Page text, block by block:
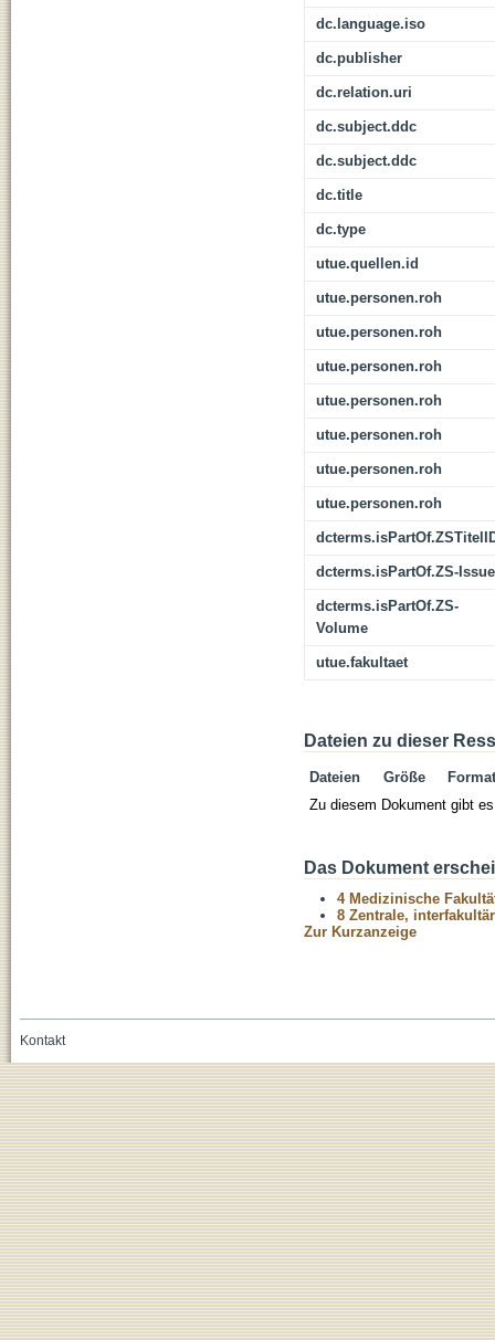
dc.language.iso
dc.publisher
dc.relation.uri
dc.subject.ddc
dc.subject.ddc
dc.title
dc.type
utue.quellen.id
utue.personen.roh
utue.personen.roh
utue.personen.roh
utue.personen.roh
utue.personen.roh
utue.personen.roh
utue.personen.roh
dcterms.isPartOf.ZS-Issue
dcterms.isPartOf.ZS-
Volume
utue.fakultaet
Dateien zu dieser
Dateien Größe
Format
Zu diesem Dokument gibt
Das Dokument
4 Medizinische
8 Zentrale,
Zur Kurzanzeige
Kontakt